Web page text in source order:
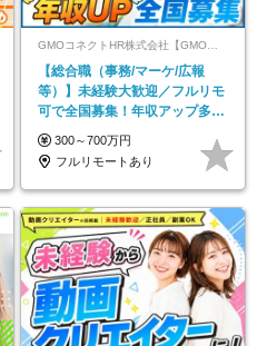
GMOコネクトHR株式会社【GMOインターネットグループ】
【総合職（事務/マーケ/広報
等）】未経験大歓迎／フルリモ
可で全国募集！年収アップ多数
★年休最大130日★
300～700万円
フルリモートあり